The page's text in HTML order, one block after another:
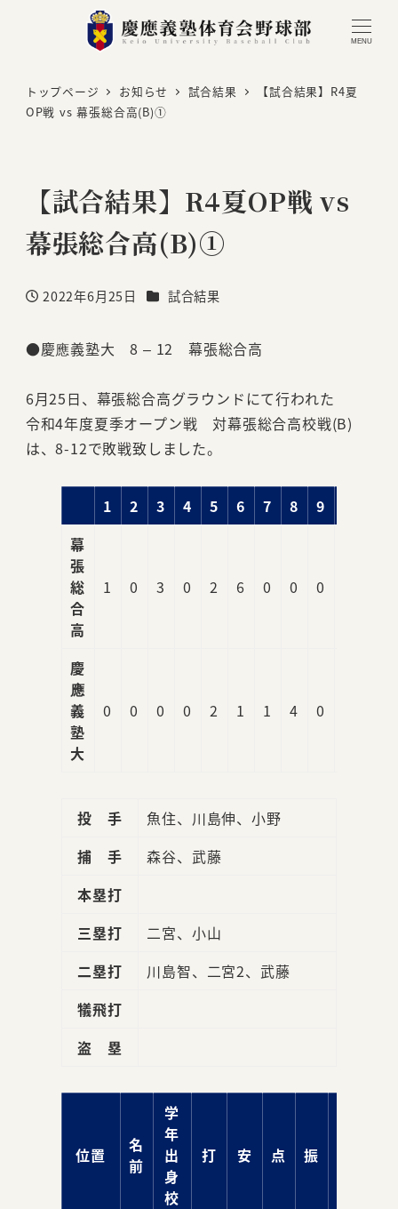
MENU
トップページ お知らせ 試合結果
【試合結果】R4夏
OP戦 vs 幕張総合高(B)①
【試合結果】R4夏OP戦 vs
幕張総合高(B)①
投稿日
2022年6月25日 カテゴリー
試合結果
●慶應義塾大 8 – 12 幕張総合高
6月25日、幕張総合高グラウンドにて行われた
令和4年度夏季オープン戦 対幕張総合高校戦(B)
は、8-12で敗戦致しました。
1 2 3 4 5 6 7 8 9
幕
張
総
合
高
1 0 3 0 2 6 0 0 0
慶
應
義
塾
大
0 0 0 0 2 1 1 4 0
投 手
魚住、川島伸、小野
捕 手
森谷、武藤
本塁打
三塁打
二宮、小山
二塁打
川島智、二宮2、武藤
犠飛打
盗 塁
位置
名
前
学
年
出
身
校
打 安 点 振